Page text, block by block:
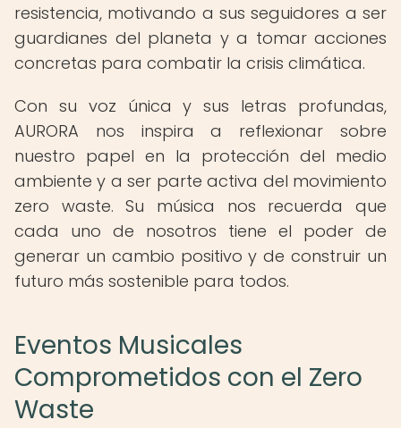
resistencia, motivando a sus seguidores a ser
guardianes del planeta y a tomar acciones
concretas para combatir la crisis climática.
Con su voz única y sus letras profundas,
AURORA nos inspira a reflexionar sobre
nuestro papel en la protección del medio
ambiente y a ser parte activa del movimiento
zero waste. Su música nos recuerda que
cada uno de nosotros tiene el poder de
generar un cambio positivo y de construir un
futuro más sostenible para todos.
Eventos Musicales
Comprometidos con el Zero
Waste